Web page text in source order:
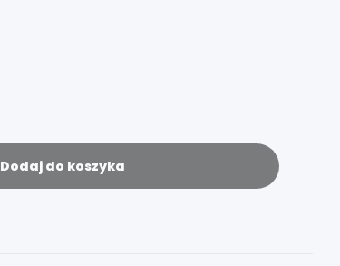
Dodaj do koszyka